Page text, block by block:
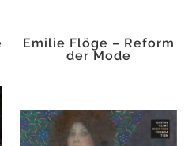
Emilie Flöge – Reform
der Mode